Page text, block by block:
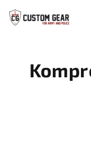
content